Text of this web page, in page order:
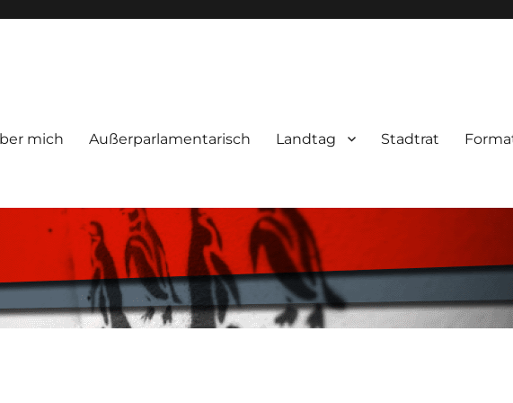
mich Außerparlamentarisch Landtag Stadtrat